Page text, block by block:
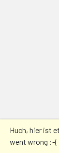
Huch, hier ist
went wrong :-(